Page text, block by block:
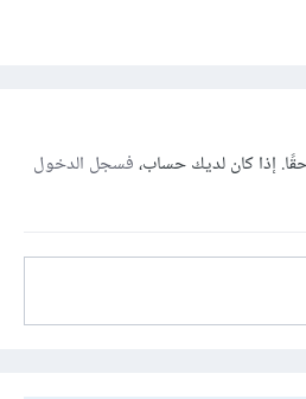
إذا كان لديك حساب،فسجل الدخول